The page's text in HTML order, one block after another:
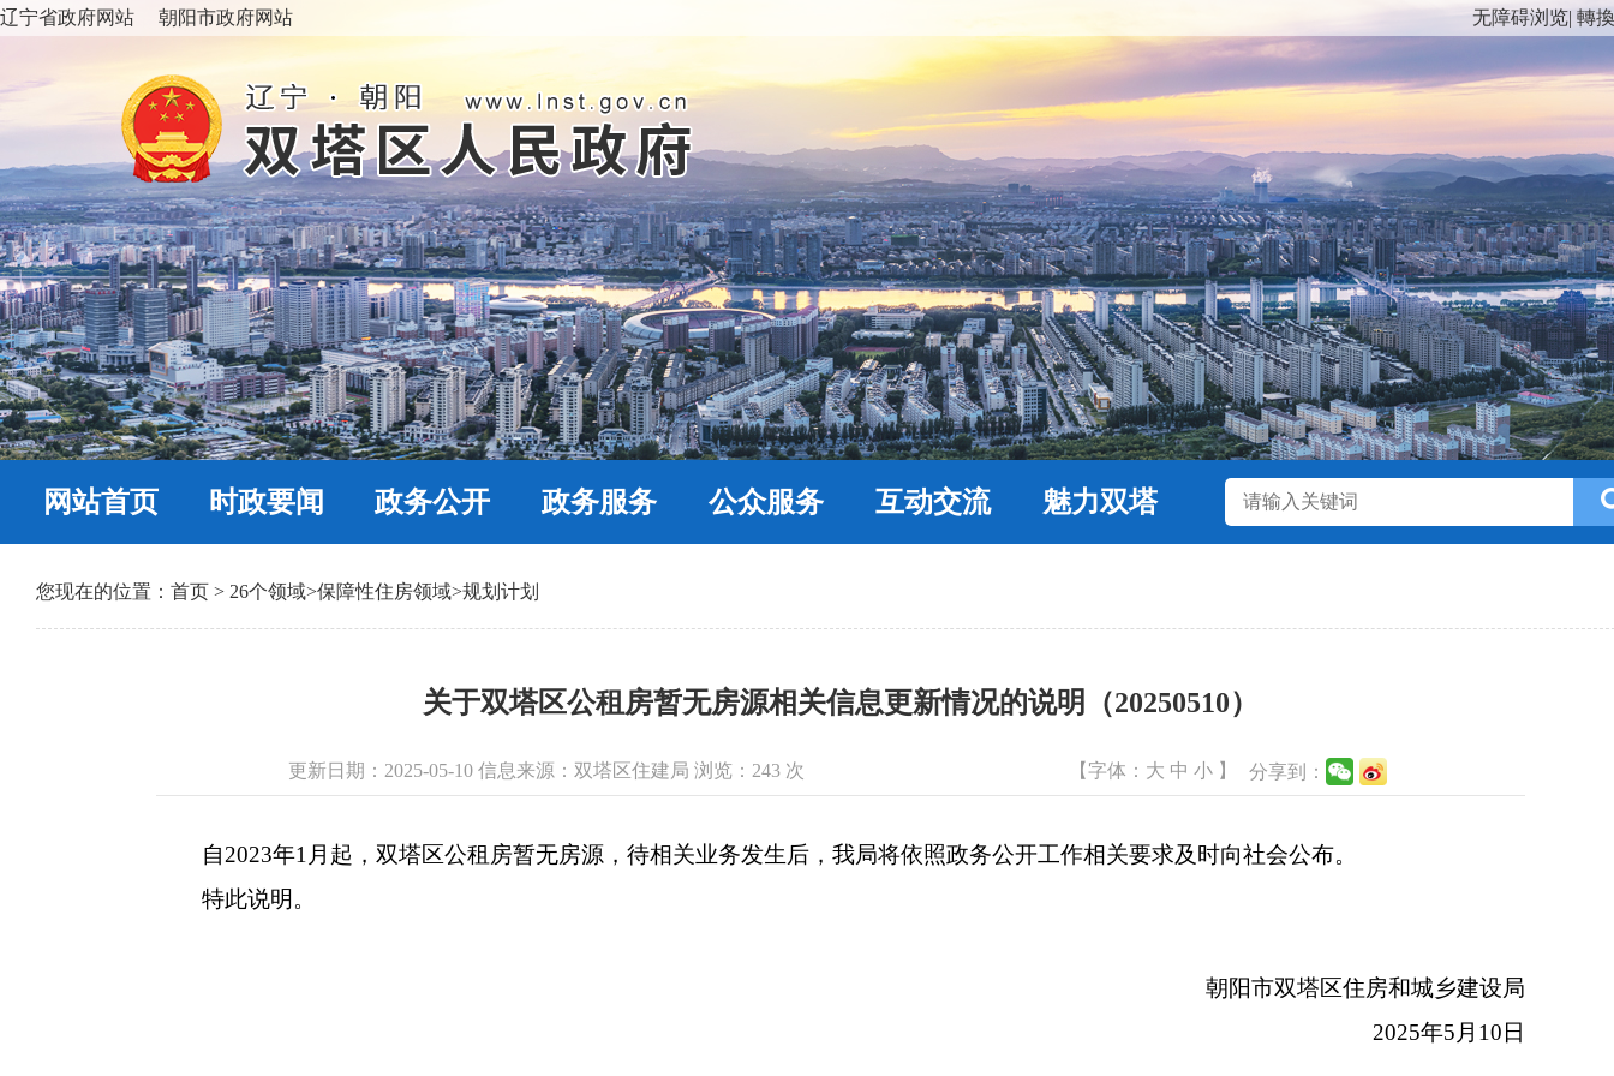
辽宁省政府网站 朝阳市政府网站 无障碍浏览| 轉
网站首页 时政要闻 政务公开 政务服务 公众服务 互动交流 魅力双塔
您现在的位置： 首页 > 26个领域>保障性住房领域>规划计划
关于双塔区公租房暂无房源相关信息更新情况的说明（20250510）
更新日期：2025-05-10 信息来源：双塔区住建局 浏览： 243 次 【字体： 大 中 小 】 分享到：
自2023年1月起，双塔区公租房暂无房源，待相关业务发生后，我局将依照政务公开工作相关要求及时向社会公布。
特此说明。
朝阳市双塔区住房和城乡建设局
2025年5月10日